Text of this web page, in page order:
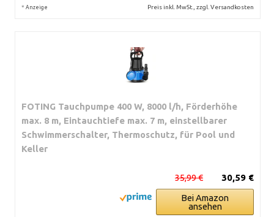
* Anzeige Preis inkl. MwSt., zzgl. Versandkosten
FOTING Tauchpumpe 400 W, 8000 l/h, Förderhöhe
max. 8 m, Eintauchtiefe max. 7 m, einstellbarer
Schwimmerschalter, Thermoschutz, für Pool und
Keller
30,59 €
35,99 €
Bei Amazon
ansehen